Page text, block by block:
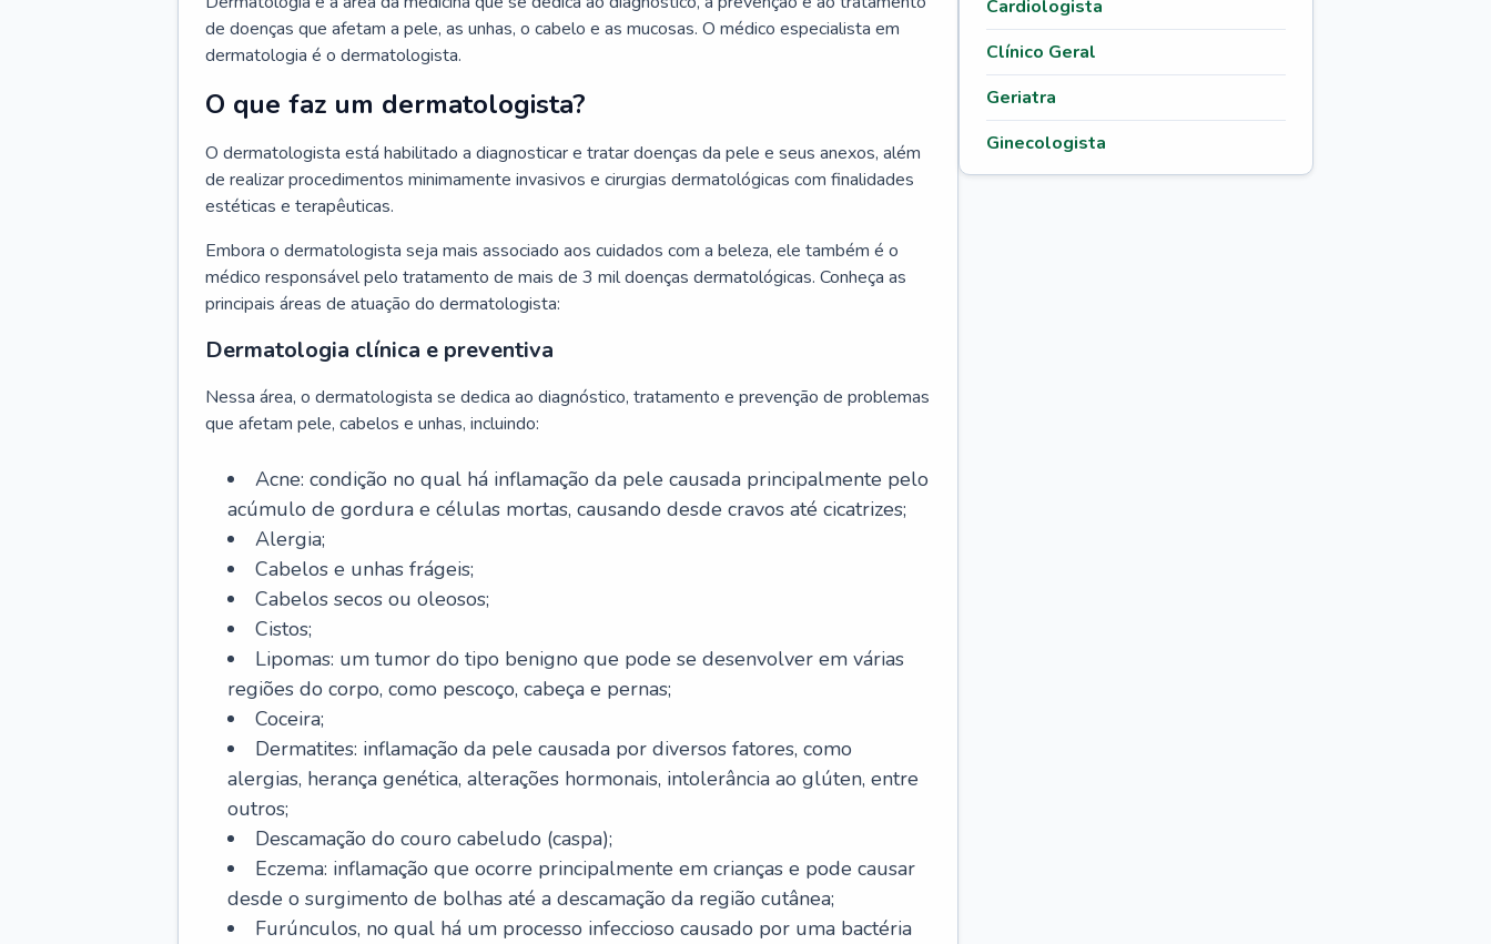
de doenças que afetam a pele, as unhas, o cabelo e as mucosas. O médico especialista em
dermatologia é o dermatologista.
O que faz um dermatologista?
O dermatologista está habilitado a diagnosticar e tratar doenças da pele e seus anexos, além
de realizar procedimentos minimamente invasivos e cirurgias dermatológicas com finalidades
estéticas e terapêuticas.
Embora o dermatologista seja mais associado aos cuidados com a beleza, ele também é o
médico responsável pelo tratamento de mais de 3 mil doenças dermatológicas. Conheça as
principais áreas de atuação do dermatologista:
Dermatologia clínica e preventiva
Nessa área, o dermatologista se dedica ao diagnóstico, tratamento e prevenção de problemas
que afetam pele, cabelos e unhas, incluindo:
Acne: condição no qual há inflamação da pele causada principalmente pelo
acúmulo de gordura e células mortas, causando desde cravos até cicatrizes;
Alergia;
Cabelos e unhas frágeis;
Cabelos secos ou oleosos;
Cistos;
Lipomas: um tumor do tipo benigno que pode se desenvolver em várias
regiões do corpo, como pescoço, cabeça e pernas;
Coceira;
Dermatites: inflamação da pele causada por diversos fatores, como
alergias, herança genética, alterações hormonais, intolerância ao glúten, entre
outros;
Descamação do couro cabeludo (caspa);
Eczema: inflamação que ocorre principalmente em crianças e pode causar
desde o surgimento de bolhas até a descamação da região cutânea;
Furúnculos, no qual há um processo infeccioso causado por uma bactéria
Cardiologista
Clínico Geral
Geriatra
Ginecologista